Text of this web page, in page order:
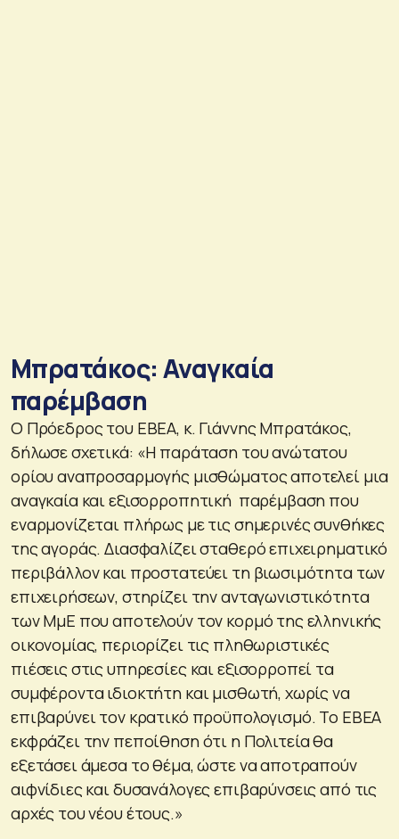
Μπρατάκος: Αναγκαία
παρέμβαση
Ο Πρόεδρος του ΕΒΕΑ, κ. Γιάννης Μπρατάκος,
δήλωσε σχετικά: «Η παράταση του ανώτατου
ορίου αναπροσαρμογής μισθώματος αποτελεί μια
αναγκαία και εξισορροπητική παρέμβαση που
εναρμονίζεται πλήρως με τις σημερινές συνθήκες
της αγοράς. Διασφαλίζει σταθερό επιχειρηματικό
περιβάλλον και προστατεύει τη βιωσιμότητα των
επιχειρήσεων, στηρίζει την ανταγωνιστικότητα
των ΜμΕ που αποτελούν τον κορμό της ελληνικής
οικονομίας, περιορίζει τις πληθωριστικές
πιέσεις στις υπηρεσίες και εξισορροπεί τα
συμφέροντα ιδιοκτήτη και μισθωτή, χωρίς να
επιβαρύνει τον κρατικό προϋπολογισμό. Το ΕΒΕΑ
εκφράζει την πεποίθηση ότι η Πολιτεία θα
εξετάσει άμεσα το θέμα, ώστε να αποτραπούν
αιφνίδιες και δυσανάλογες επιβαρύνσεις από τις
αρχές του νέου έτους.»